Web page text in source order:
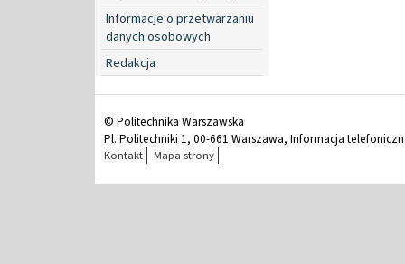
Informacje o przetwarzaniu
danych osobowych
Redakcja
© Politechnika Warszawska
Pl. Politechniki 1, 00-661 Warszawa, Informacja
Kontakt Mapa strony